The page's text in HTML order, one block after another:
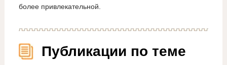
более привлекательной.
Публикации по теме